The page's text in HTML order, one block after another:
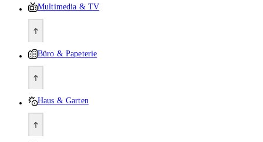
Multimedia & TV
Büro & Papeterie
Haus & Garten